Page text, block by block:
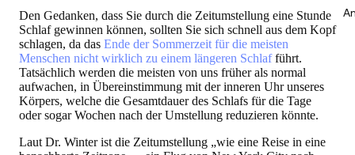
Den Gedanken, dass Sie durch die Zeitumstellung eine Stunde
Schlaf gewinnen können, sollten Sie sich schnell aus dem Kopf
schlagen, da das Ende der Sommerzeit für die meisten
Menschen nicht wirklich zu einem längeren Schlafführt.
Tatsächlich werden die meisten von uns früher als normal
aufwachen, in Übereinstimmung mit der inneren Uhr unseres
Körpers, welche die Gesamtdauer des Schlafs für die Tage
oder sogar Wochen nach der Umstellung reduzieren könnte.
Laut Dr. Winter ist die Zeitumstellung „wie eine Reise in eine